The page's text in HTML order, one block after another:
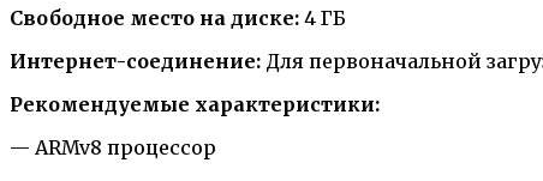
Свободное место на диске: 4 ГБ
Интернет-соединение: Для первоначальной
Рекомендуемые характеристики:
— ARMv8 процессор